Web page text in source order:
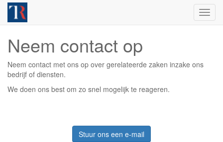
Neem contact op
Neem contact met ons op over gerelateerde zaken inzake ons
bedrijf of diensten.
We doen ons best om zo snel mogelijk te reageren.
Stuur ons een e-mail